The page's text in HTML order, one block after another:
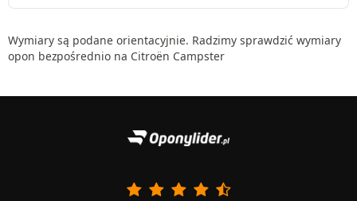
Wymiary są podane orientacyjnie. Radzimy sprawdzić wymiary
opon bezpośrednio na Citroën Campster